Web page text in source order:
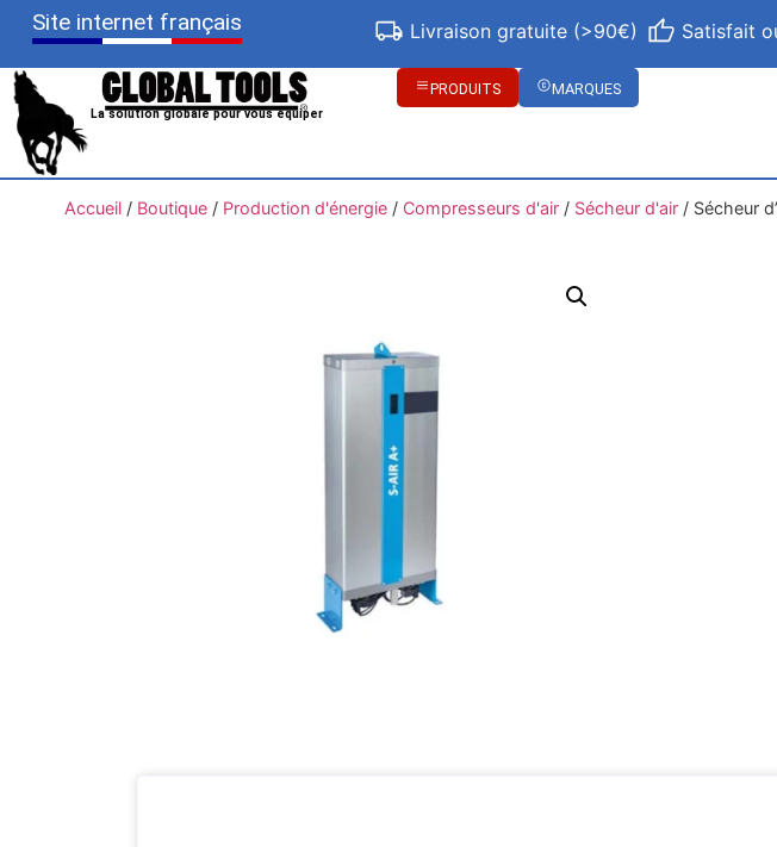
Site internet français Livraison gratuite (>90€) Satisfait
La solution globale pour vous équiper
PRODUITS MARQUES
Accueil/ Boutique/ Production d'énergie/ Compresseurs d'air/ Sécheur d'air/ Sécheur